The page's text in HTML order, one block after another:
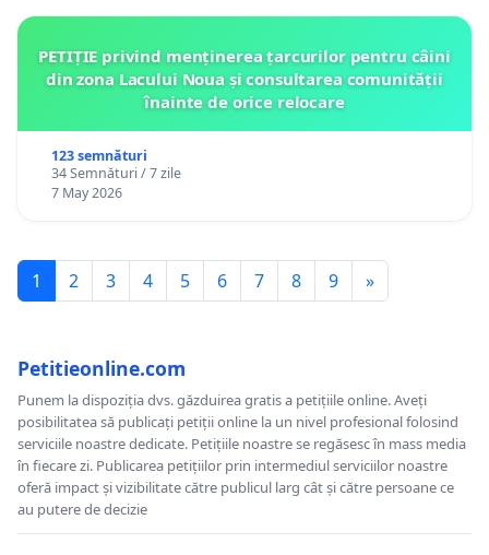
PETIȚIE privind menținerea țarcurilor pentru câini
din zona Lacului Noua și consultarea comunității
înainte de orice relocare
123 semnături
34 Semnături / 7 zile
7 May 2026
1 2 3 4 5 6 7 8 9 »
Petitieonline.com
Punem la dispoziția dvs. găzduirea gratis a petițiile online. Aveți
posibilitatea să publicați petiții online la un nivel profesional folosind
serviciile noastre dedicate. Petițiile noastre se regăsesc în mass media
în fiecare zi. Publicarea petițiilor prin intermediul serviciilor noastre
oferă impact și vizibilitate către publicul larg cât și către persoane ce
au putere de decizie